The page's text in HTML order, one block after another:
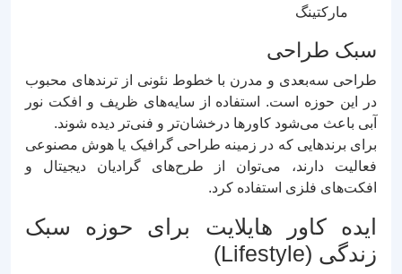
مارکتینگ
سبک طراحی
طراحی سه‌بعدی و مدرن با خطوط نئونی از ترندهای محبوب
در این حوزه است. استفاده از سایه‌های ظریف و افکت نور
آبی باعث می‌شود کاورها درخشان‌تر و فنی‌تر دیده شوند.
برای برندهایی که در زمینه طراحی گرافیک یا هوش مصنوعی
فعالیت دارند، می‌توان از طرح‌های گرادیان دیجیتال و
افکت‌های فلزی استفاده کرد.
ایده کاور هایلایت برای حوزه سبک
زندگی (Lifestyle)